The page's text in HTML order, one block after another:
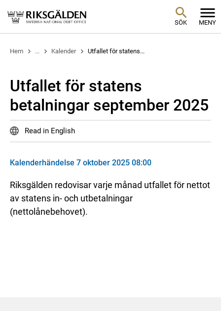
SÖK MENY
Hem ... Kalender Utfallet för statens...
Utfallet för statens
betalningar september 2025
Read in English
Kalenderhändelse 7 oktober 2025 08:00
Riksgälden redovisar varje månad utfallet för nettot
av statens in- och utbetalningar
(nettolånebehovet).